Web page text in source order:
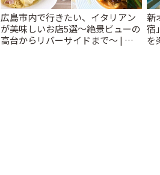
広島市内で行きたい、イタリアン
が美味しいお店5選〜絶景ビューの
高台からリバーサイドまで〜 | こ
新
宿
を